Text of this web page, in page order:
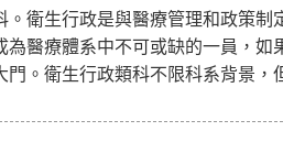
衛生行政是與醫療管理和政策
為醫療體系中不可或缺的一員，
。衛生行政類科不限科系背景，